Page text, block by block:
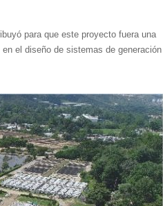
para que este proyecto fuera una
el diseño de sistemas de generación